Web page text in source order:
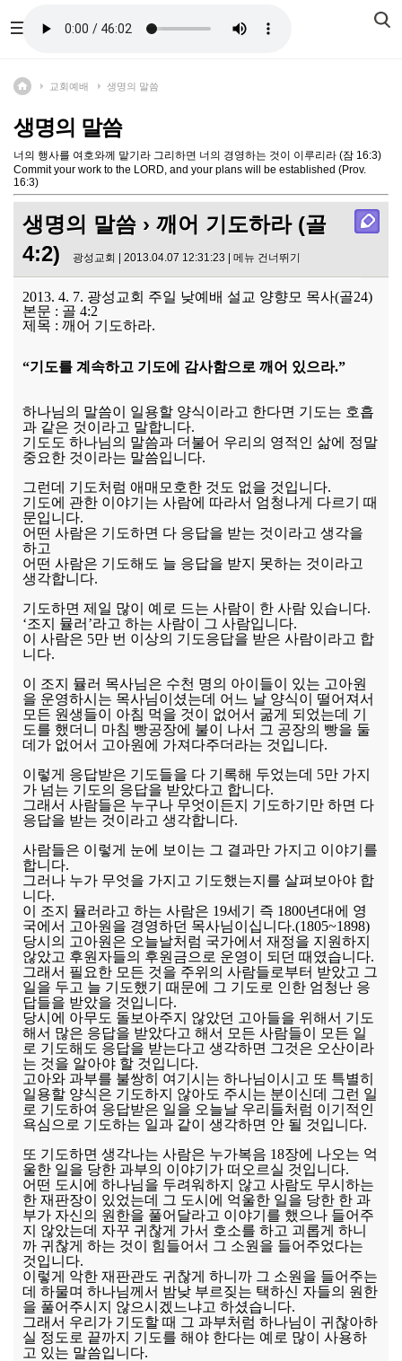
교회예배 생명의 말씀
생명의 말씀
너의 행사를 여호와께 맡기라 그리하면 너의 경영하는 것이 이루리라 (잠 16:3)
Commit your work to the LORD, and your plans will be established (Prov.
16:3)
생명의 말씀 › 깨어 기도하라 (골
4:2)
광성교회 | 2013.04.07 12:31:23 | 메뉴 건너뛰기
2013. 4. 7. 광성교회 주일 낮예배 설교 양향모 목사(골24)
본문 : 골 4:2
제목 : 깨어 기도하라.
“기도를 계속하고 기도에 감사함으로 깨어 있으라.”
하나님의 말씀이 일용할 양식이라고 한다면 기도는 호흡
과 같은 것이라고 말합니다.
기도도 하나님의 말씀과 더불어 우리의 영적인 삶에 정말
중요한 것이라는 말씀입니다.
그런데 기도처럼 애매모호한 것도 없을 것입니다.
기도에 관한 이야기는 사람에 따라서 엄청나게 다르기 때
문입니다.
어떤 사람은 기도하면 다 응답을 받는 것이라고 생각을
하고
어떤 사람은 기도해도 늘 응답을 받지 못하는 것이라고
생각합니다.
기도하면 제일 많이 예로 드는 사람이 한 사람 있습니다.
‘조지 뮬러’라고 하는 사람이 그 사람입니다.
이 사람은 5만 번 이상의 기도응답을 받은 사람이라고 합
니다.
이 조지 뮬러 목사님은 수천 명의 아이들이 있는 고아원
을 운영하시는 목사님이셨는데 어느 날 양식이 떨어져서
모든 원생들이 아침 먹을 것이 없어서 굶게 되었는데 기
도를 했더니 마침 빵공장에 불이 나서 그 공장의 빵을 둘
데가 없어서 고아원에 가져다주더라는 것입니다.
이렇게 응답받은 기도들을 다 기록해 두었는데 5만 가지
가 넘는 기도의 응답을 받았다고 합니다.
그래서 사람들은 누구나 무엇이든지 기도하기만 하면 다
응답을 받는 것이라고 생각합니다.
사람들은 이렇게 눈에 보이는 그 결과만 가지고 이야기를
합니다.
그러나 누가 무엇을 가지고 기도했는지를 살펴보아야 합
니다.
이 조지 뮬러라고 하는 사람은 19세기 즉 1800년대에 영
국에서 고아원을 경영하던 목사님이십니다.(1805~1898)
당시의 고아원은 오늘날처럼 국가에서 재정을 지원하지
않았고 후원자들의 후원금으로 운영이 되던 때였습니다.
그래서 필요한 모든 것을 주위의 사람들로부터 받았고 그
일을 두고 늘 기도했기 때문에 그 기도로 인한 엄청난 응
답들을 받았을 것입니다.
당시에 아무도 돌보아주지 않았던 고아들을 위해서 기도
해서 많은 응답을 받았다고 해서 모든 사람들이 모든 일
로 기도해도 응답을 받는다고 생각하면 그것은 오산이라
는 것을 알아야 할 것입니다.
고아와 과부를 불쌍히 여기시는 하나님이시고 또 특별히
일용할 양식은 기도하지 않아도 주시는 분이신데 그런 일
로 기도하여 응답받은 일을 오늘날 우리들처럼 이기적인
욕심으로 기도하는 일과 같이 생각하면 안 될 것입니다.
또 기도하면 생각나는 사람은 누가복음 18장에 나오는 억
울한 일을 당한 과부의 이야기가 떠오르실 것입니다.
어떤 도시에 하나님을 두려워하지 않고 사람도 무시하는
한 재판장이 있었는데 그 도시에 억울한 일을 당한 한 과
부가 자신의 원한을 풀어달라고 이야기를 했으나 들어주
지 않았는데 자꾸 귀찮게 가서 호소를 하고 괴롭게 하니
까 귀찮게 하는 것이 힘들어서 그 소원을 들어주었다는
것입니다.
이렇게 악한 재판관도 귀찮게 하니까 그 소원을 들어주는
데 하물며 하나님께서 밤낮 부르짖는 택하신 자들의 원한
을 풀어주시지 않으시겠느냐고 하셨습니다.
그래서 우리가 기도할 때 그 과부처럼 하나님이 귀찮아하
실 정도로 끝까지 기도를 해야 한다는 예로 많이 사용하
고 있는 말씀입니다.